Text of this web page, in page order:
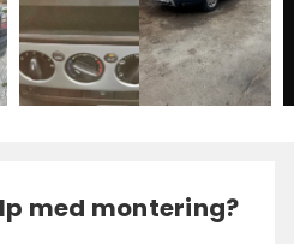
med montering?